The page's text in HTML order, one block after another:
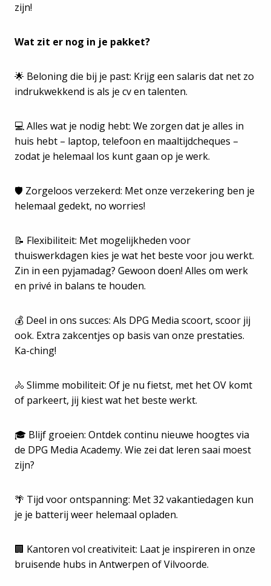
zijn!
Wat zit er nog in je pakket?
🌟 Beloning die bij je past: Krijg een salaris dat net zo
indrukwekkend is als je cv en talenten.
💻 Alles wat je nodig hebt: We zorgen dat je alles in
huis hebt – laptop, telefoon en maaltijdcheques –
zodat je helemaal los kunt gaan op je werk.
🛡️ Zorgeloos verzekerd: Met onze verzekering ben je
helemaal gedekt, no worries!
📝 Flexibiliteit: Met mogelijkheden voor
thuiswerkdagen kies je wat het beste voor jou werkt.
Zin in een pyjamadag? Gewoon doen! Alles om werk
en privé in balans te houden.
💰 Deel in ons succes: Als DPG Media scoort, scoor jij
ook. Extra zakcentjes op basis van onze prestaties.
Ka-ching!
🚴 Slimme mobiliteit: Of je nu fietst, met het OV komt
of parkeert, jij kiest wat het beste werkt.
🎓 Blijf groeien: Ontdek continu nieuwe hoogtes via
de DPG Media Academy. Wie zei dat leren saai moest
zijn?
🌴 Tijd voor ontspanning: Met 32 vakantiedagen kun
je je batterij weer helemaal opladen.
🏢 Kantoren vol creativiteit: Laat je inspireren in onze
bruisende hubs in Antwerpen of Vilvoorde.